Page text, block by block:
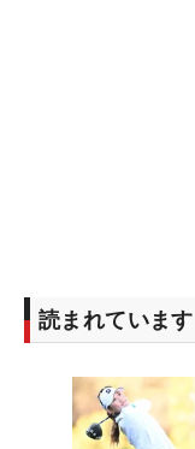
読まれています